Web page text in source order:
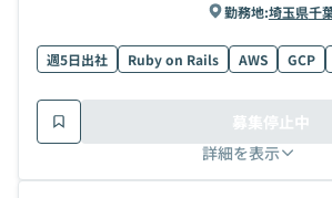
勤務地:埼玉県千
週5日出社 Ruby on Rails AWS GCP
詳細を表示
募集停止中